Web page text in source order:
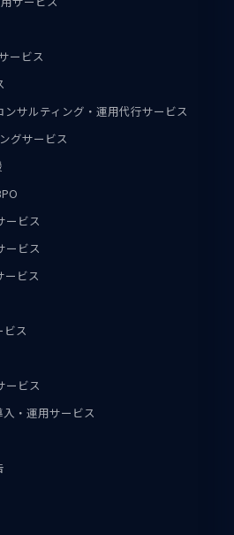
ービス
サルティング・運用代行サービス
グサービス
ービス
ービス
ービス
ス
ービス
・運用サービス